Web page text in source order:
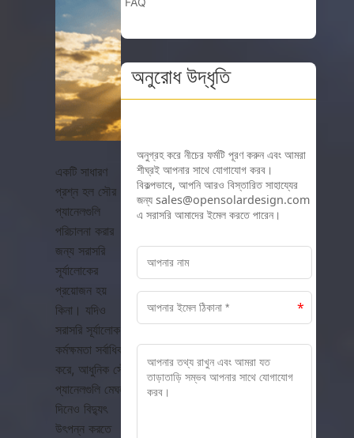
একটি সাধারণ
প্রশ্ন হল সৌর
প্যানেলগুলি
পরিচালনা করার
জন্য সরাসরি
সূর্যালোকের
প্রয়োজন হয়
কিনা। যদিও
সরাসরি সূর্যালোক
কর্মক্ষমতা সর্বাধিক
করে, আধুনিক সৌর
প্যানেলগুলি মেঘলা
দিনেও বিদ্যুৎ
উৎপন্ন করতে
অনুরোধ উদ্ধৃতি